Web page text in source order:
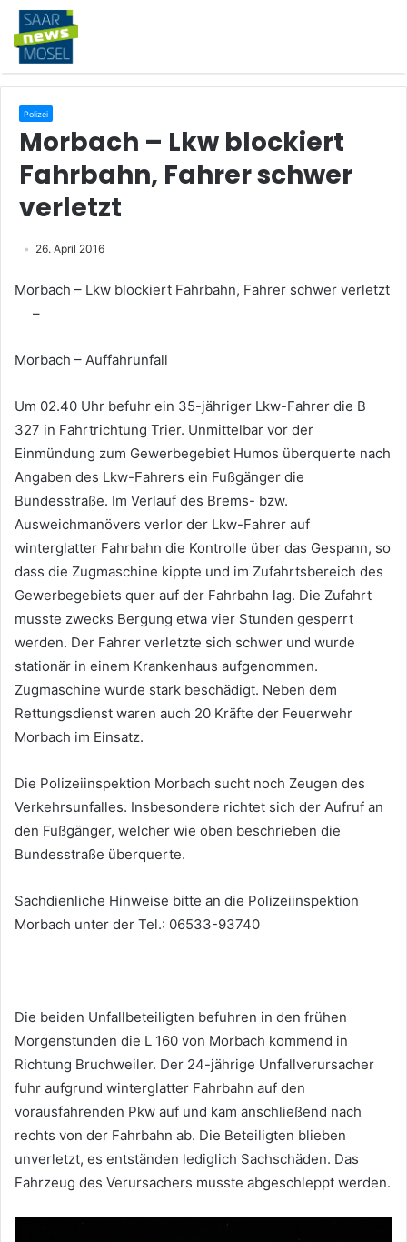
Polizei
Morbach – Lkw blockiert
Fahrbahn, Fahrer schwer
verletzt
26. April 2016
Morbach – Lkw blockiert Fahrbahn, Fahrer schwer verletzt
–
Morbach – Auffahrunfall
Um 02.40 Uhr befuhr ein 35-jähriger Lkw-Fahrer die B
327 in Fahrtrichtung Trier. Unmittelbar vor der
Einmündung zum Gewerbegebiet Humos überquerte nach
Angaben des Lkw-Fahrers ein Fußgänger die
Bundesstraße. Im Verlauf des Brems- bzw.
Ausweichmanövers verlor der Lkw-Fahrer auf
winterglatter Fahrbahn die Kontrolle über das Gespann, so
dass die Zugmaschine kippte und im Zufahrtsbereich des
Gewerbegebiets quer auf der Fahrbahn lag. Die Zufahrt
musste zwecks Bergung etwa vier Stunden gesperrt
werden. Der Fahrer verletzte sich schwer und wurde
stationär in einem Krankenhaus aufgenommen.
Zugmaschine wurde stark beschädigt. Neben dem
Rettungsdienst waren auch 20 Kräfte der Feuerwehr
Morbach im Einsatz.
Die Polizeiinspektion Morbach sucht noch Zeugen des
Verkehrsunfalles. Insbesondere richtet sich der Aufruf an
den Fußgänger, welcher wie oben beschrieben die
Bundesstraße überquerte.
Sachdienliche Hinweise bitte an die Polizeiinspektion
Morbach unter der Tel.: 06533-93740
Die beiden Unfallbeteiligten befuhren in den frühen
Morgenstunden die L 160 von Morbach kommend in
Richtung Bruchweiler. Der 24-jährige Unfallverursacher
fuhr aufgrund winterglatter Fahrbahn auf den
vorausfahrenden Pkw auf und kam anschließend nach
rechts von der Fahrbahn ab. Die Beteiligten blieben
unverletzt, es entständen lediglich Sachschäden. Das
Fahrzeug des Verursachers musste abgeschleppt werden.